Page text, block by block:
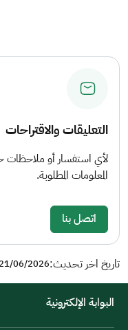
التعليقات والاقتراحات
لأي استفسار أو
المعلومات المطلوبة.
اتصل بنا
تاريخ اخر تحديث:06/2026 - 06:47
البوابة الإلكترونية